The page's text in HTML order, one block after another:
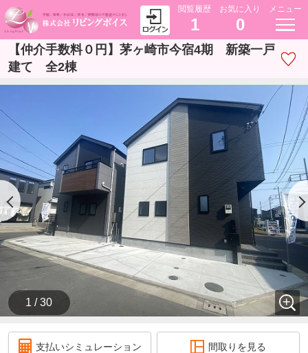
閲覧履歴
1
お気に入り
0
メニュー
【仲介手数料０円】茅ヶ崎市今宿4期 新築一戸
建て 全2棟
1 / 30
支払いシミュレーション 間取りを見る